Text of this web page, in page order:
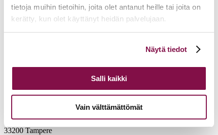
tietoja muihin tietoihin, joita olet antanut heille tai joita on
kerätty, kun olet käyttänyt heidän palvelujaan.
linkistä.
Näytä tiedot
Salli kaikki
Vain välttämättömät
Näsilinnankatu 26 (7. krs)
33200 Tampere